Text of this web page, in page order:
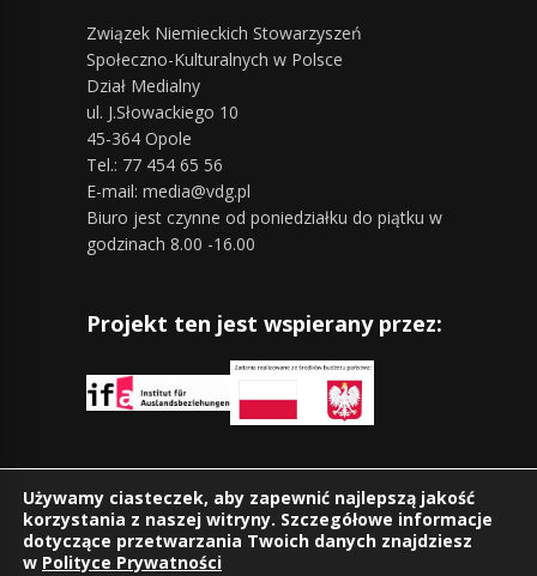
Związek Niemieckich Stowarzyszeń
Społeczno-Kulturalnych w Polsce
Dział Medialny
ul. J.Słowackiego 10
45-364 Opole
Tel.: 77 454 65 56
E-mail: media@vdg.pl
Biuro jest czynne od poniedziałku do piątku w
godzinach 8.00 -16.00
Projekt ten jest wspierany przez:
Znajdziesz nas również na:
Używamy ciasteczek, aby zapewnić najlepszą jakość
korzystania z naszej witryny. Szczegółowe informacje
dotyczące przetwarzania Twoich danych znajdziesz
w Polityce Prywatności